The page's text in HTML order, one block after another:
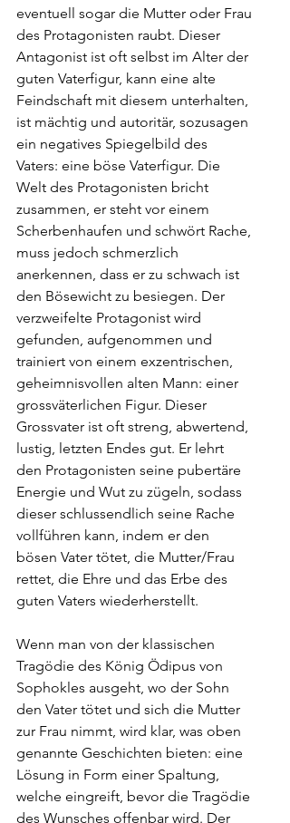
eventuell sogar die Mutter oder Frau
des Protagonisten raubt. Dieser
Antagonist ist oft selbst im Alter der
guten Vaterfigur, kann eine alte
Feindschaft mit diesem unterhalten,
ist mächtig und autoritär, sozusagen
ein negatives Spiegelbild des
Vaters: eine böse Vaterfigur. Die
Welt des Protagonisten bricht
zusammen, er steht vor einem
Scherbenhaufen und schwört Rache,
muss jedoch schmerzlich
anerkennen, dass er zu schwach ist
den Bösewicht zu besiegen. Der
verzweifelte Protagonist wird
gefunden, aufgenommen und
trainiert von einem exzentrischen,
geheimnisvollen alten Mann: einer
grossväterlichen Figur. Dieser
Grossvater ist oft streng, abwertend,
lustig, letzten Endes gut. Er lehrt
den Protagonisten seine pubertäre
Energie und Wut zu zügeln, sodass
dieser schlussendlich seine Rache
vollführen kann, indem er den
bösen Vater tötet, die Mutter/Frau
rettet, die Ehre und das Erbe des
guten Vaters wiederherstellt.
Wenn man von der klassischen
Tragödie des König Ödipus von
Sophokles ausgeht, wo der Sohn
den Vater tötet und sich die Mutter
zur Frau nimmt, wird klar, was oben
genannte Geschichten bieten: eine
Lösung in Form einer Spaltung,
welche eingreift, bevor die Tragödie
des Wunsches offenbar wird. Der